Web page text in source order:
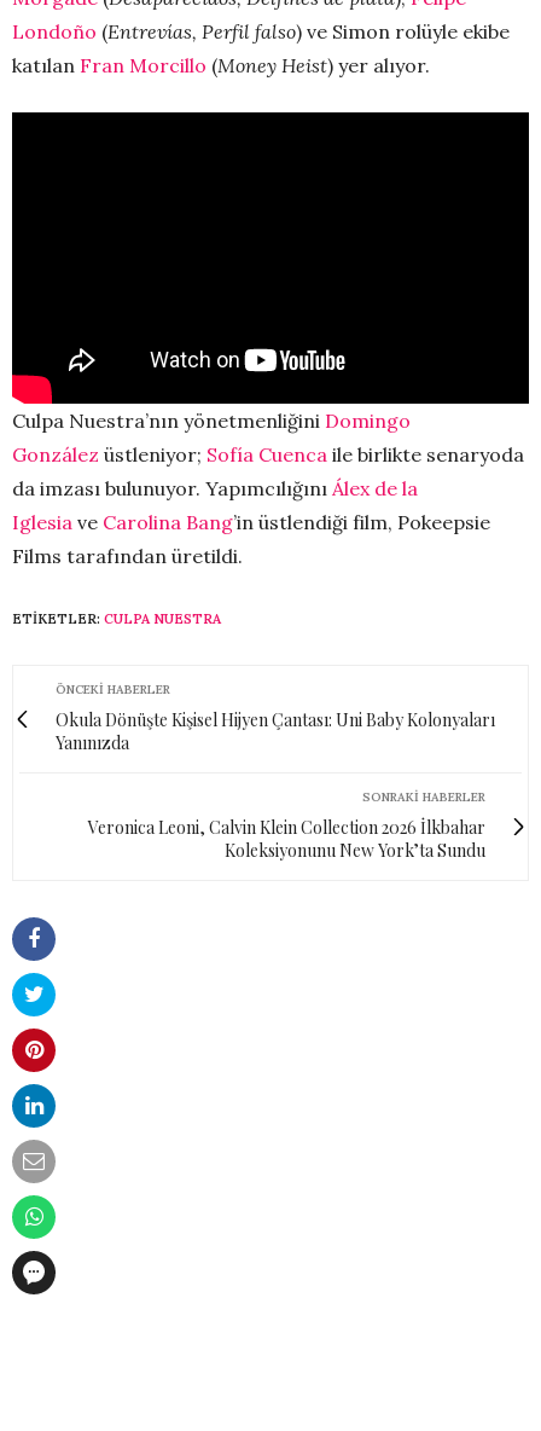
Londoño (Entrevías, Perfil falso) ve Simon rolüyle ekibe
katılan Fran Morcillo (Money Heist) yer alıyor.
Culpa Nuestra’nın yönetmenliğini Domingo
González üstleniyor; Sofía Cuenca ile birlikte senaryoda
da imzası bulunuyor. Yapımcılığını Álex de la
Iglesia ve Carolina Bang’in üstlendiği film, Pokeepsie
Films tarafından üretildi.
ETIKETLER: CULPA NUESTRA
ÖNCEKI HABERLER
Okula Dönüşte Kişisel Hijyen Çantası: Uni Baby Kolonyaları
Yanınızda
SONRAKI HABERLER
Veronica Leoni, Calvin Klein Collection 2026 İlkbahar
Koleksiyonunu New York’ta Sundu